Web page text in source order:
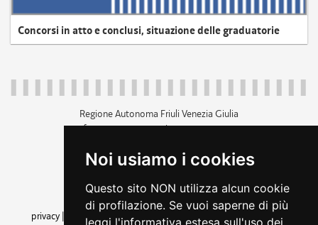
Noi usiamo i cookies
Questo sito NON utilizza alcun cookie
di profilazione. Se vuoi saperne di più
leggi l'informativa estesa sull'uso dei
Concorsi in atto e conclusi, situazione delle graduatorie
Regione Autonoma Friuli Venezia Giulia
c.f. 80014930327; p.iva 00526040324
+39 040 3771111
amministrazione trasparente
privacy
cookie |note legali accessibilità
dichiarazione di